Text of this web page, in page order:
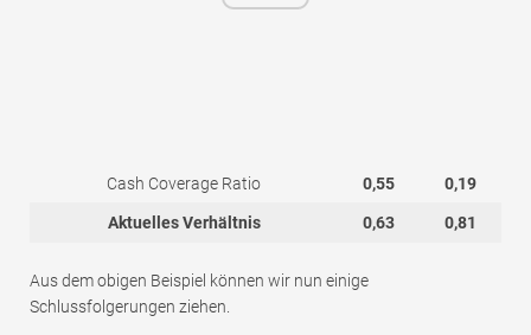
Cash Coverage Ratio 0,55 0,19
Aktuelles Verhältnis 0,63 0,81
Aus dem obigen Beispiel können wir nun einige
Schlussfolgerungen ziehen.